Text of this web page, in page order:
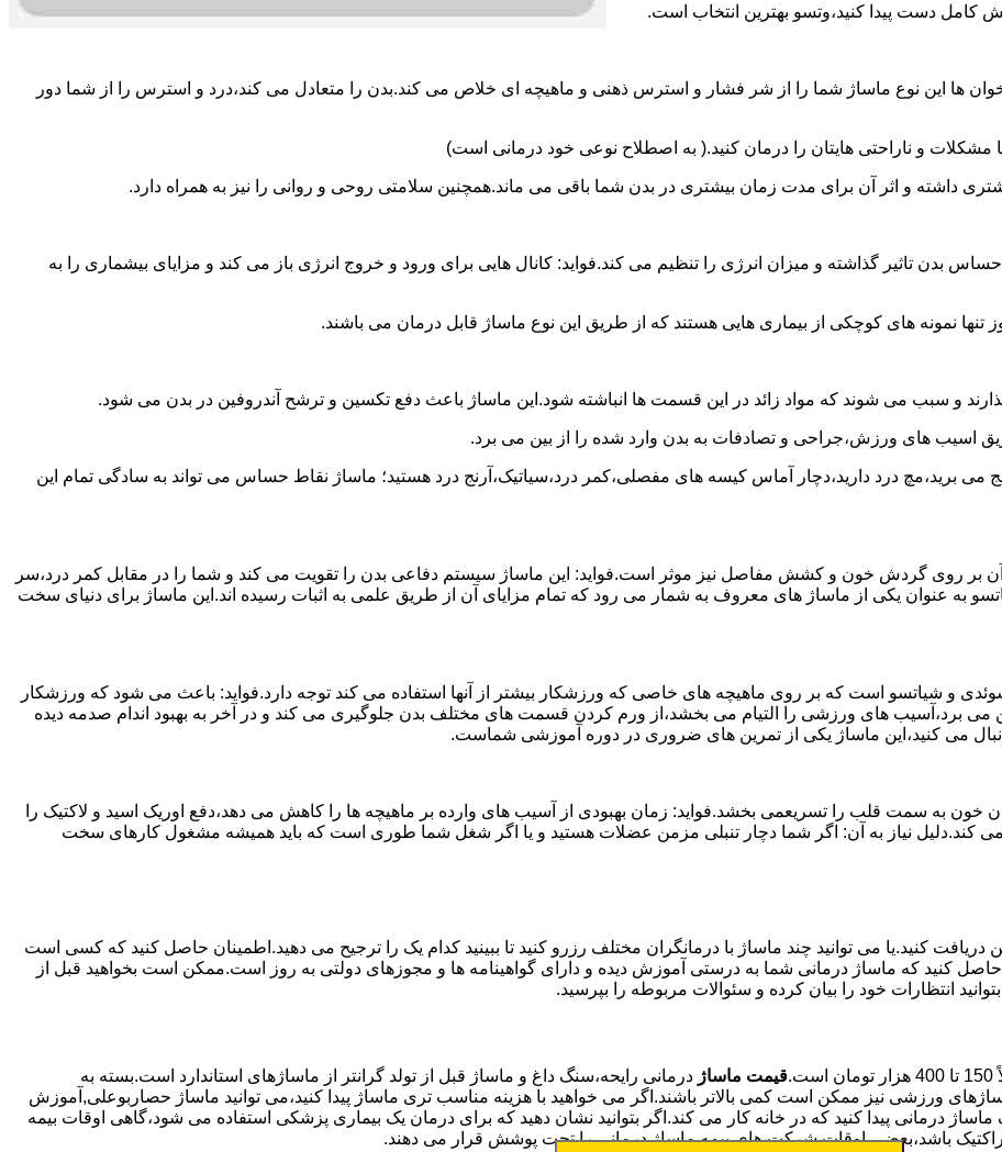
کامل دست پیدا کنید،وتسو بهترین انتخاب است.
ها این نوع ماساژ شما را از شر فشار و استرس ذهنی و ماهیچه ای خلاص می کند.بدن را متعادل می کند،درد و استرس را از شما دور
و ناراحتی هایتان را درمان کنید.( به اصطلاح نوعی خود درمانی است)
داشته و اثر آن برای مدت زمان بیشتری در بدن شما باقی می ماند.همچنین سلامتی روحی و روانی را نیز به همراه دارد.
تاثیر گذاشته و میزان انرژی را تنظیم می کند.فواید: کانال هایی برای ورود و خروج انرژی باز می کند و مزایای بیشماری را به
تنها نمونه های کوچکی از بیماری هایی هستند که از طریق این نوع ماساژ قابل درمان می باشند.
و سبب می شوند که مواد زائد در این قسمت ها انباشته شود.این ماساژ باعث دفع تکسین و ترشح آندروفین در بدن می شود.
اسیب های ورزش،جراحی و تصادفات به بدن وارد شده را از بین می برد.
می برید،مچ درد دارید،دچار آماس کیسه های مفصلی،کمر درد،سیاتیک،آرنج درد هستید؛ ماساژ نقاط حساس می تواند به سادگی تمام این
بر آن بر روی گردش خون و کشش مفاصل نیز موثر است.فواید: این ماساژ سیستم دفاعی بدن را تقویت می کند و شما را در مقابل کمر درد،سر
به عنوان یکی از ماساژ های معروف به شمار می رود که تمام مزایای آن از طریق علمی به اثبات رسیده اند.این ماساژ برای دنیای سخت
سوئدی و شیاتسو است که بر روی ماهیچه های خاصی که ورزشکار بیشتر از آنها استفاده می کند توجه دارد.فواید: باعث می شود که ورزشکار
می برد،آسیب های ورزشی را التیام می بخشد،از ورم کردن قسمت های مختلف بدن جلوگیری می کند و در آخر به بهبود اندام صدمه دیده
می کنید،این ماساژ یکی از تمرین های ضروری در دوره آموزشی شماست.
خون به سمت قلب را تسریعمی بخشد.فواید: زمان بهبودی از آسیب های وارده بر ماهیچه ها را کاهش می دهد،دفع اوریک اسید و لاکتیک را
می کند.دلیل نیاز به آن: اگر شما دچار تنبلی مزمن عضلات هستید و یا اگر شغل شما طوری است که باید همیشه مشغول کارهای سخت
کنید.یا می توانید چند ماساژ با درمانگران مختلف رزرو کنید تا ببینید کدام یک را ترجیح می دهید.اطمینان حاصل کنید که کسی است
حاصل کنید که ماساژ درمانی شما به درستی آموزش دیده و دارای گواهینامه ها و مجوزهای دولتی به روز است.ممکن است بخواهید قبل از
انتظارات خود را بیان کرده و سئوالات مربوطه را بپرسید.
قیمت ماساژ درمانی رایحه،سنگ داغ و ماساژ قبل از تولد گرانتر از ماساژهای استاندارد است.بسته به
ورزشی نیز ممکن است کمی بالاتر باشند.اگر می خواهید با هزینه مناسب تری ماساژ پیدا کنید،می توانید ماساژ حصاربوعلی,آموزش
درمانی پیدا کنید که در خانه کار می کند.اگر بتوانید نشان دهید که برای درمان یک بیماری پزشکی استفاده می شود،گاهی اوقات بیمه
باشد،بعضی اوقات شرکت های بیمه ماساژ درمانی را تحت پوشش قرار می دهند.